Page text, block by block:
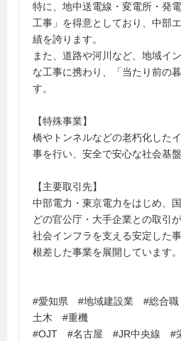
特に、地中送電線・変電所・発
工事」を得意としており、中部
績を誇ります。
また、道路や河川など、地域イ
な工事に携わり、「当たり前の
す。
【特殊事業】
橋やトンネルなどの老朽化した
事を行い、安全で安心な社会基
【主要取引先】
中部電力・東京電力をはじめ、
どの官公庁・大手企業との取引が
社会インフラを支える安定した
根差した事業を展開しています。
#愛知県 #地域建設業 #総合
土木 #重機
#OJT #名古屋 #JR中央線